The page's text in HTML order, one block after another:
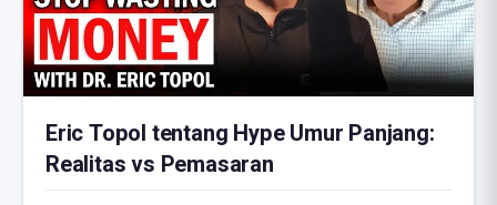
Eric Topol tentang Hype Umur Panjang:
Realitas vs Pemasaran